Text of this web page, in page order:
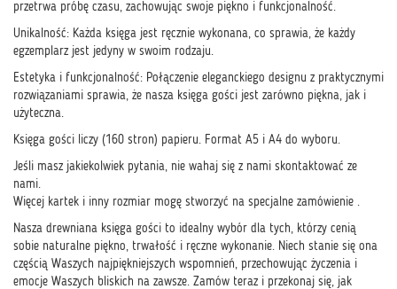
przetrwa próbę czasu, zachowując swoje piękno i funkcjonalność.
Unikalność: Każda księga jest ręcznie wykonana, co sprawia, że każdy
egzemplarz jest jedyny w swoim rodzaju.
Estetyka i funkcjonalność: Połączenie eleganckiego designu z praktycznymi
rozwiązaniami sprawia, że nasza księga gości jest zarówno piękna, jak i
użyteczna.
Księga gości liczy (160 stron) papieru. Format A5 i A4 do wyboru.
Jeśli masz jakiekolwiek pytania, nie wahaj się z nami skontaktować ze
nami.
Więcej kartek i inny rozmiar mogę stworzyć na specjalne zamówienie .
Nasza drewniana księga gości to idealny wybór dla tych, którzy cenią
sobie naturalne piękno, trwałość i ręczne wykonanie. Niech stanie się ona
częścią Waszych najpiękniejszych wspomnień, przechowując życzenia i
emocje Waszych bliskich na zawsze. Zamów teraz i przekonaj się, jak